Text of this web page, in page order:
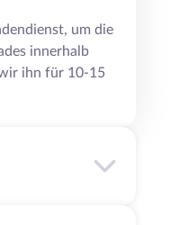
um die
innerhalb
ihn für 10-15